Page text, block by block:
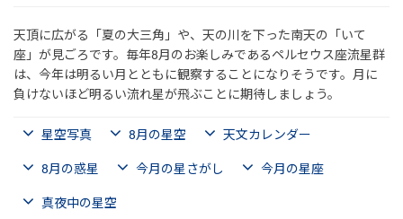
天頂に広がる「夏の大三角」や、天の川を下った南天の「いて
座」が見ごろです。毎年8月のお楽しみであるペルセウス座流星群
は、今年は明るい月とともに観察することになりそうです。月に
負けないほど明るい流れ星が飛ぶことに期待しましょう。
星空写真 8月の星空 天文カレンダー
8月の惑星 今月の星さがし 今月の星座
真夜中の星空